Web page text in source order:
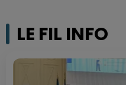
LE FIL INFO